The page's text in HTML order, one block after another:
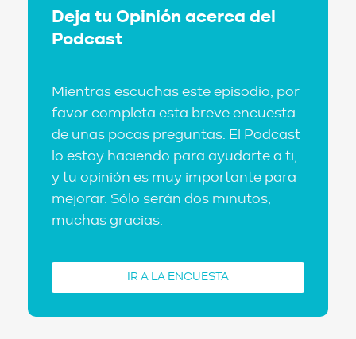
Deja tu Opinión acerca del
Podcast
Mientras escuchas este episodio, por
favor completa esta breve encuesta
de unas pocas preguntas. El Podcast
lo estoy haciendo para ayudarte a ti,
y tu opinión es muy importante para
mejorar. Sólo serán dos minutos,
muchas gracias.
IR A LA ENCUESTA